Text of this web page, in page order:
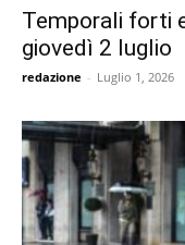
Temporali forti
giovedì 2 luglio
redazione - Luglio 1, 2026